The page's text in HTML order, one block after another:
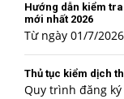
Hướng dẫn kiểm
mới nhất 2026
Từ ngày 01/7/
Thủ tục kiểm dịch
Quy trình đăng